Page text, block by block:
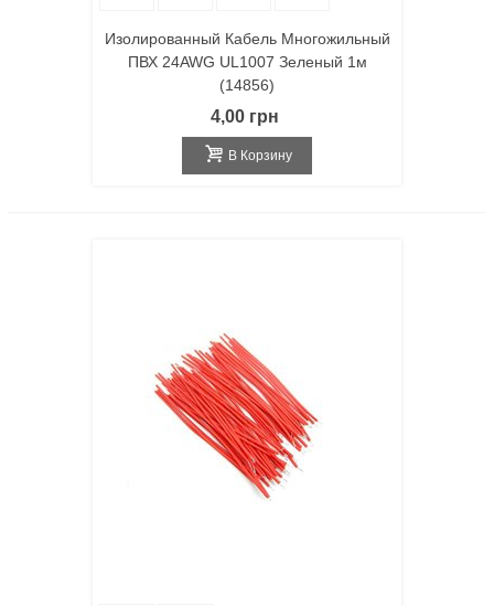
Изолированный Кабель Многожильный
ПВХ 24AWG UL1007 Зеленый 1м
(14856)
4,00 грн
В Корзину